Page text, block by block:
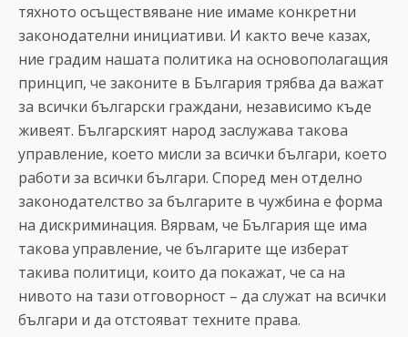
тяхното осъществяване ние имаме конкретни
законодателни инициативи. И както вече казах,
ние градим нашата политика на основополагащия
принцип, че законите в България трябва да важат
за всички български граждани, независимо къде
живеят. Българският народ заслужава такова
управление, което мисли за всички българи, което
работи за всички българи. Според мен отделно
законодателство за българите в чужбина е форма
на дискриминация. Вярвам, че България ще има
такова управление, че българите ще изберат
такива политици, които да покажат, че са на
нивото на тази отговорност – да служат на всички
българи и да отстояват техните права.